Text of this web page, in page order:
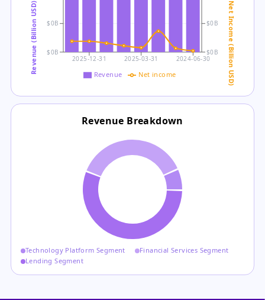
2025-12-31 2025-03-31 2024-06-30
$0B
$0B
Revenue (Billion USD) $0B
$0B Net Income (Billion USD)
Revenue Net income
Revenue Breakdown
Technology Platform Segment
Financial Services Segment
Lending Segment